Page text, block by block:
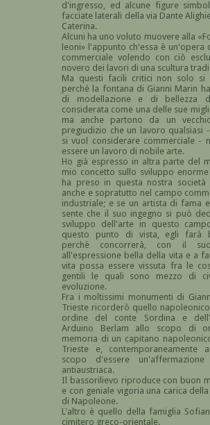
d'ingresso, ed alcune figure
facciate laterali della via Dante
Caterina.
Alcuni ha uno voluto muovere alla
leoni» l'appunto ch'essa è un'opera
commerciale volendo con ciò
novero dei lavori di una scultura
Ma questi facili critici non solo si
perchè la fontana di Gianni Marin
di modellazione e di bellezza
considerata come una delle sue
ma anche partono da un
pregiudizio che un lavoro qualsiasi
si vuol considerare commerciale -
essere un lavoro di nobile arte.
Ho già espresso in altra parte del
mio concetto sullo sviluppo
ha preso in questa nostra società
anche e sopratutto nel campo
industriale; e se un artista di fama
sente che il suo ingegno si può
sviluppo dell'arte in questo
questo punto di vista, egli farà
perchè concorrerà, con il
all'espressione bella della vita e a
vita possa essere vissuta fra le
gentili le quali sono mezzo di
evoluzione.
Fra i moltissimi monumenti di
Trieste ricorderò quello
ordine del conte Sordina e
Arduino Berlam allo scopo di
memoria di un capitano
Trieste e, contemporaneamente
scopo d'essere
antiaustriaca.
Il bassorilievo riproduce con buon
e con geniale vigoria una carica
di Napoleone.
L'altro è quello della famiglia
cimitero greco-orientale.